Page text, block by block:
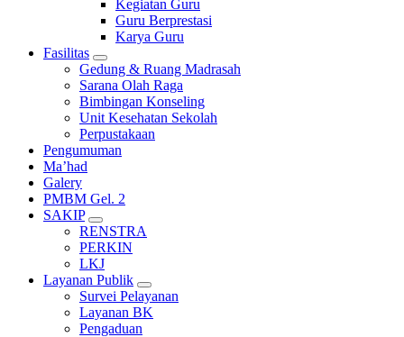
Kegiatan Guru
Guru Berprestasi
Karya Guru
Fasilitas
Gedung & Ruang Madrasah
Sarana Olah Raga
Bimbingan Konseling
Unit Kesehatan Sekolah
Perpustakaan
Pengumuman
Ma’had
Galery
PMBM Gel. 2
SAKIP
RENSTRA
PERKIN
LKJ
Layanan Publik
Survei Pelayanan
Layanan BK
Pengaduan